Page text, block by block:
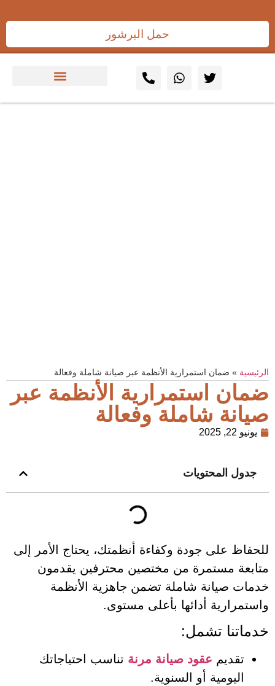
حمل البرشور
الرئيسية » ضمان استمرارية الأنظمة عبر صيانة شاملة وفعالة
ضمان استمرارية الأنظمة عبر
صيانة شاملة وفعالة
يونيو 22, 2025
جدول المحتويات
للحفاظ على جودة وكفاءة أنظمتك، يحتاج الأمر إلى
متابعة مستمرة من مختصين محترفين يقدمون
خدمات صيانة شاملة تضمن جاهزية الأنظمة
واستمرارية أدائها بأعلى مستوى.
خدماتنا تشمل:
تقديم عقود صيانة مرنة تناسب احتياجاتك
اليومية أو السنوية.